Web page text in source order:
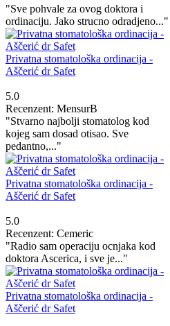
"Sve pohvale za ovog doktora i
ordinaciju. Jako strucno odradjeno..."
Privatna stomatološka ordinacija -
Aščerić dr Safet
5.0
Recenzent: MensurB
"Stvarno najbolji stomatolog kod
kojeg sam dosad otisao. Sve
pedantno,..."
Privatna stomatološka ordinacija -
Aščerić dr Safet
5.0
Recenzent: Cemeric
"Radio sam operaciju ocnjaka kod
doktora Ascerica, i sve je..."
Privatna stomatološka ordinacija -
Aščerić dr Safet